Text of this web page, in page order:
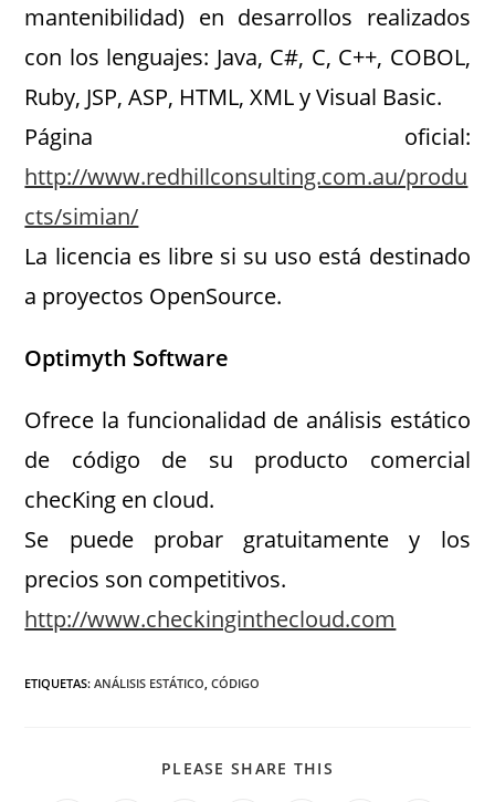
mantenibilidad) en desarrollos realizados
con los lenguajes: Java, C#, C, C++, COBOL,
Ruby, JSP, ASP, HTML, XML y Visual Basic.
Página oficial:
http://www.redhillconsulting.com.au/produ
cts/simian/
La licencia es libre si su uso está destinado
a proyectos OpenSource.
Optimyth Software
Ofrece la funcionalidad de análisis estático
de código de su producto comercial
checKing en cloud.
Se puede probar gratuitamente y los
precios son competitivos.
http://www.checkinginthecloud.com
ETIQUETAS:ANÁLISIS ESTÁTICO, CÓDIGO
PLEASE SHARE THIS